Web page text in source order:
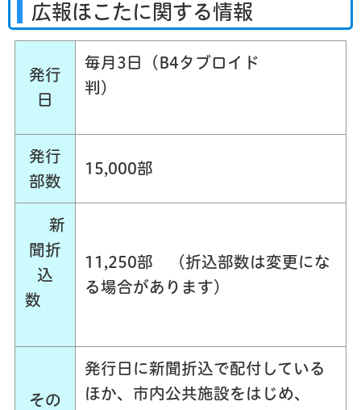
広報ほこたに関する情報
発行
日
毎月3日（B4タブロイド
判）
発行
部数
15,000部
新
聞折
込
数
11,250部 （折込部数は変更にな
る場合があります）
その
発行日に新聞折込で配付している
ほか、市内公共施設をはじめ、